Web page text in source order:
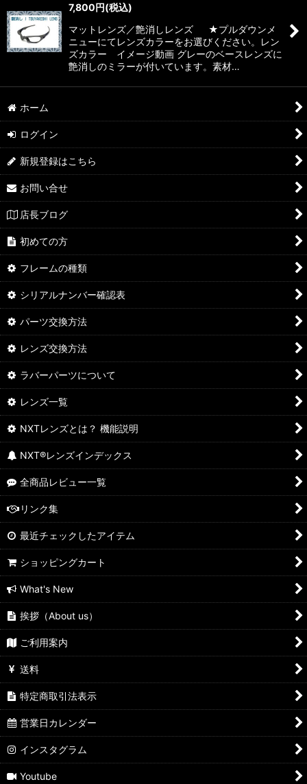
7,800円(税込)
マットレンズ／艶消しレンズ ★プルダウンメ
ニューにてレンズカラーをお選びください。レン
ズカラー イメージ動画 グレーのベースレンズに
艶消しのミラーが付いています。素材…
ホーム
ログイン
新規登録はこちら
お問い合せ
店長ブログ
初めての方
フレームの種類
シリアルナンバー確認表
パーツ交換方法
レンズ交換方法
ラバーパーツについて
レンズ一覧
NXTレンズとは？ 機能説明
NXT®レンズインデックス
全商品レビュー一覧
リンク集
最近チェックしたアイテム
ショッピングカート
What's New
挨拶（About us）
ご利用案内
送料
特定商取引法表示
営業日カレンダー
インスタグラム
Youtube